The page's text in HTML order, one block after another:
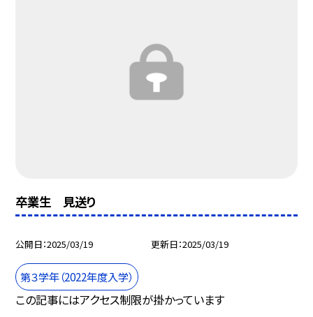
卒業生 見送り
公開日 2025/03/19 更新日 2025/03/19
第３学年（2022年度入学）
この記事にはアクセス制限が掛かっています